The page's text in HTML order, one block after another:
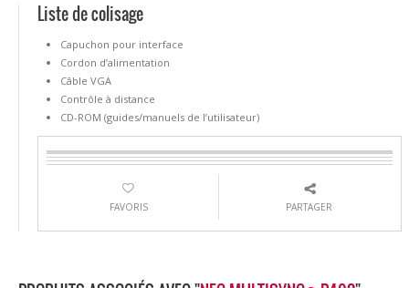
Liste de colisage
Capuchon pour interface
Cordon d’alimentation
Câble VGA
Contrôle à distance
CD-ROM (guides/manuels de l’utilisateur)
FAVORIS PARTAGER